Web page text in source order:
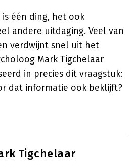
één ding, het ook
andere uitdaging. Veel van
verdwijnt snel uit het
Mark Tigchelaar
in precies dit vraagstuk:
dat informatie ook beklijft?
Tigchelaar